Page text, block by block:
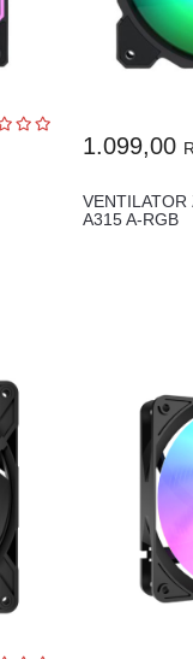
1.099,00
VENTILATOR
A315 A-RGB